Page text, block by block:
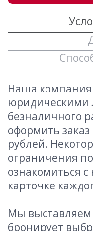
Наша компания
юридическими
безналичного
оформить
рублей.
ограничения
ознакомиться
карточке
Мы выставляем
бронирует